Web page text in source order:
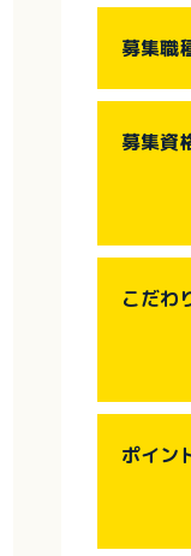
募集職
募集資
こだわ
ポイン